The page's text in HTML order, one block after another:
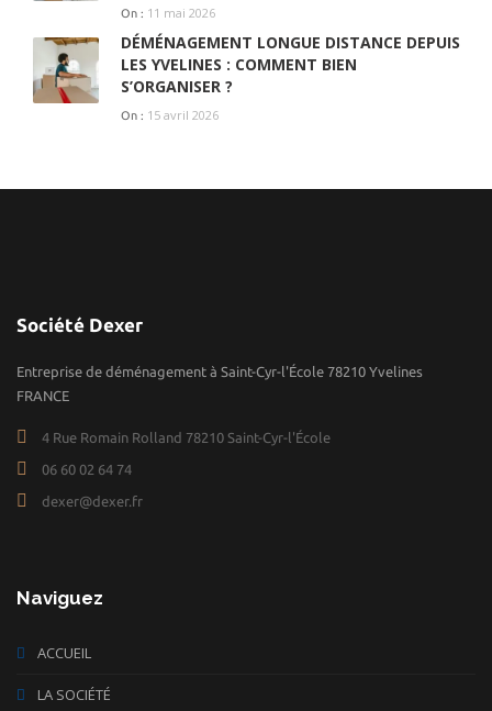
On : 11 mai 2026
DÉMÉNAGEMENT LONGUE DISTANCE DEPUIS
LES YVELINES : COMMENT BIEN
S’ORGANISER ?
On : 15 avril 2026
Société Dexer
Entreprise de déménagement à Saint-Cyr-l'École 78210 Yvelines
FRANCE
4 Rue Romain Rolland 78210 Saint-Cyr-l'École
06 60 02 64 74
dexer@dexer.fr
Naviguez
ACCUEIL
LA SOCIÉTÉ